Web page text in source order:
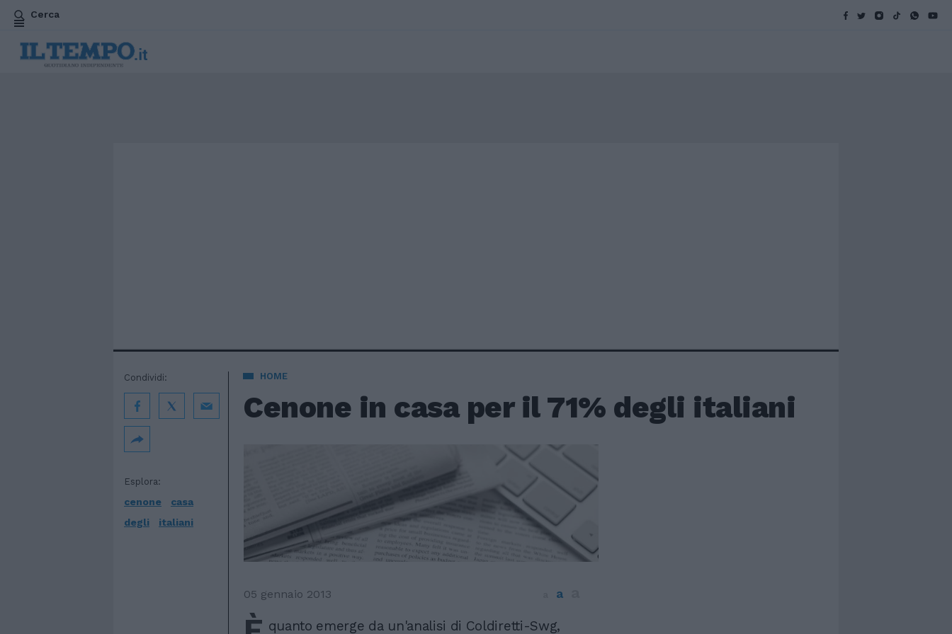
Cerca
HOME
Cenone in casa per il 71% degli italiani
Esplora:
cenone
casa
degli
italiani
Condividi:
05 gennaio 2013 a
quanto emerge da un'analisi di Coldiretti-Swg,